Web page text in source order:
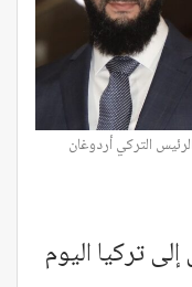
التركي أردوغان
تركيا اليوم